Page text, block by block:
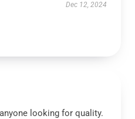
Dec 12, 2024
looking for quality.